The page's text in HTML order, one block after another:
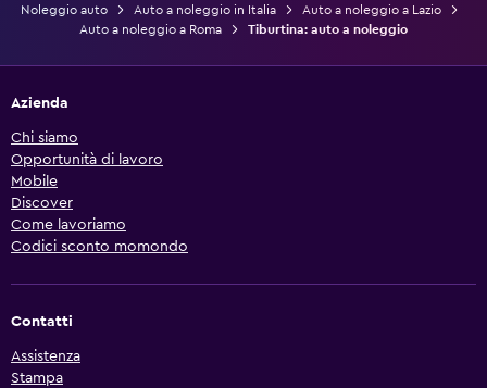
Noleggio auto Auto a noleggio in Italia
Auto a noleggio a Lazio
Auto a noleggio a Roma
Tiburtina: auto a noleggio
Azienda
Chi siamo
Opportunità di lavoro
Mobile
Discover
Come lavoriamo
Codici sconto momondo
Contatti
Assistenza
Stampa